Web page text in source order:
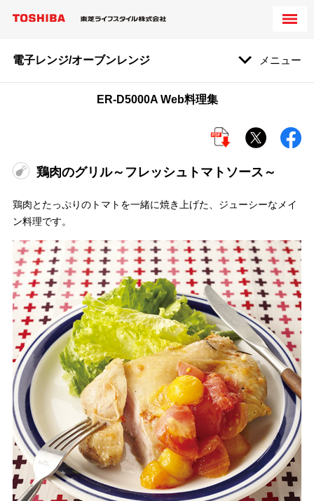
電子レンジ/オーブンレンジ メニュー
ER-D5000A Web料理集
鶏肉のグリル～フレッシュトマトソース～
鶏肉とたっぷりのトマトを一緒に焼き上げた、ジューシーなメイ
ン料理です。